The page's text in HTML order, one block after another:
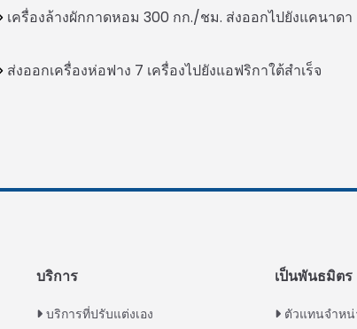
เครื่องล้างผักกาดหอม 300 กก./ชม. ส่งออกไปยังแคนาดา
ส่งออกเครื่องห่อฟาง 7 เครื่องไปยังแอฟริกาใต้สำเร็จ
บริการ
บริการที่ปรับแต่งเอง
เป็นพันธมิตร
ตัวแทนจำหน่